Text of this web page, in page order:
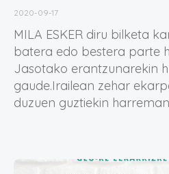
2020-09-17
MILA ESKER diru bilketa
batera edo bestera parte
Jasotako erantzunarekin
gaude.Irailean zehar
duzuen guztiekin